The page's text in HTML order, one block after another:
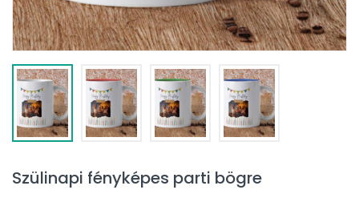
Szülinapi fényképes parti bögre